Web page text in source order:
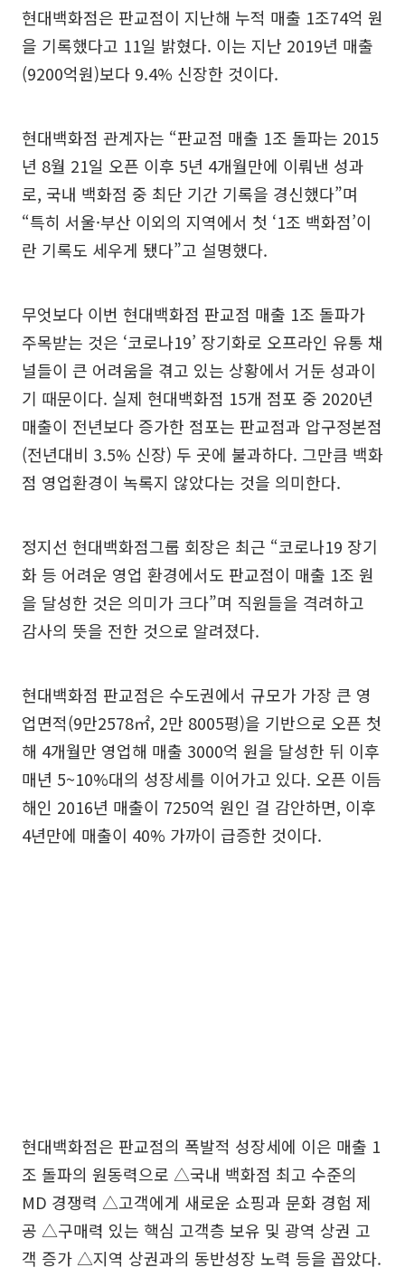
현대백화점은 판교점이 지난해 누적 매출 1조74억 원
을 기록했다고 11일 밝혔다. 이는 지난 2019년 매출
(9200억원)보다 9.4% 신장한 것이다.
현대백화점 관계자는 “판교점 매출 1조 돌파는 2015
년 8월 21일 오픈 이후 5년 4개월만에 이뤄낸 성과
로, 국내 백화점 중 최단 기간 기록을 경신했다”며
“특히 서울·부산 이외의 지역에서 첫 ‘1조 백화점’이
란 기록도 세우게 됐다”고 설명했다.
무엇보다 이번 현대백화점 판교점 매출 1조 돌파가
주목받는 것은 ‘코로나19’ 장기화로 오프라인 유통 채
널들이 큰 어려움을 겪고 있는 상황에서 거둔 성과이
기 때문이다. 실제 현대백화점 15개 점포 중 2020년
매출이 전년보다 증가한 점포는 판교점과 압구정본점
(전년대비 3.5% 신장) 두 곳에 불과하다. 그만큼 백화
점 영업환경이 녹록지 않았다는 것을 의미한다.
정지선 현대백화점그룹 회장은 최근 “코로나19 장기
화 등 어려운 영업 환경에서도 판교점이 매출 1조 원
을 달성한 것은 의미가 크다”며 직원들을 격려하고
감사의 뜻을 전한 것으로 알려졌다.
현대백화점 판교점은 수도권에서 규모가 가장 큰 영
업면적(9만2578㎡, 2만 8005평)을 기반으로 오픈 첫
해 4개월만 영업해 매출 3000억 원을 달성한 뒤 이후
매년 5~10%대의 성장세를 이어가고 있다. 오픈 이듬
해인 2016년 매출이 7250억 원인 걸 감안하면, 이후
4년만에 매출이 40% 가까이 급증한 것이다.
현대백화점은 판교점의 폭발적 성장세에 이은 매출 1
조 돌파의 원동력으로 △국내 백화점 최고 수준의
MD 경쟁력 △고객에게 새로운 쇼핑과 문화 경험 제
공 △구매력 있는 핵심 고객층 보유 및 광역 상권 고
객 증가 △지역 상권과의 동반성장 노력 등을 꼽았다.